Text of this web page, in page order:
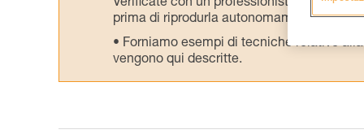
Verificate con un professionista la vostra
prima di riprodurla autonomamente.
Forniamo esempi di tecniche relative
vengono qui descritte.